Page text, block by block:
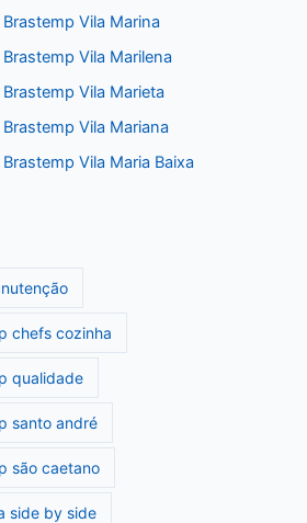
Vila Marina
Vila Marilena
Vila Marieta
Vila Mariana
Vila Maria Baixa
chefs cozinha
qualidade
santo andré
são caetano
side by side